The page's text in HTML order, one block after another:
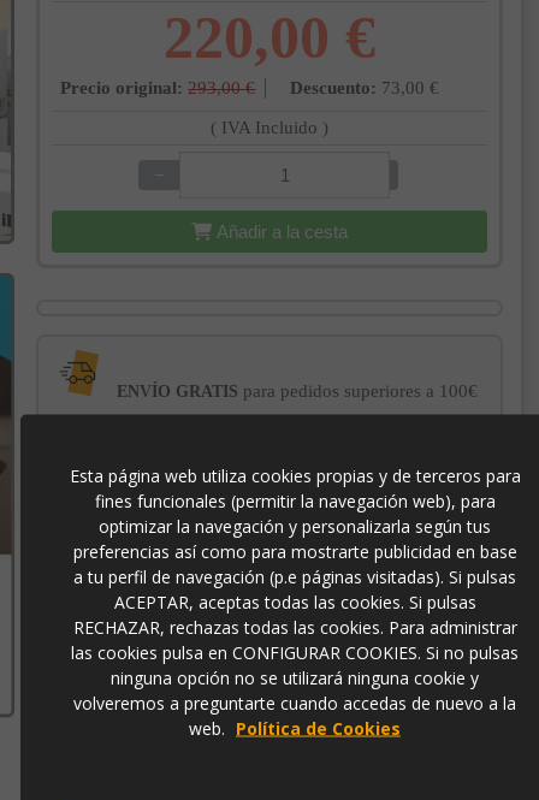
220,00 €
Precio original: 293,00 € Descuento: 73,00 €
( IVA Incluido )
−
Añadir a la cesta
ENVÍO GRATIS para pedidos superiores a 100€
PROTECCIÓN AL COMPRADOR
de garantía Trusted Shops
-3% DE DESCUENTO EXTRA para pagos con
transferencia bancaria
34SI25361
Esta página web utiliza cookies propias y de terceros para
fines funcionales (permitir la navegación web), para
optimizar la navegación y personalizarla según tus
preferencias así como para mostrarte publicidad en base
a tu perfil de navegación (p.e páginas visitadas). Si pulsas
ACEPTAR, aceptas todas las cookies. Si pulsas
RECHAZAR, rechazas todas las cookies. Para administrar
las cookies pulsa en CONFIGURAR COOKIES. Si no pulsas
ninguna opción no se utilizará ninguna cookie y
volveremos a preguntarte cuando accedas de nuevo a la
web. Política de Cookies